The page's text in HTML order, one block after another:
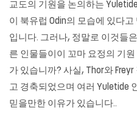
교도의 기원을 논의하는
이 북유럽 Odin의 모습에 있다
입니다. 그러나, 정말로 이것들
른 인물들이이 꼬마 요정의 기
가 있습니까? 사실, Thor와
고 경축되었으며 여러 Yuletide
믿을만한 이유가 있습니다..